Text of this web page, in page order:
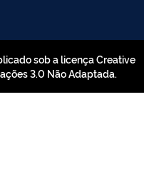
sob a licença Creative
3.0 Não Adaptada.